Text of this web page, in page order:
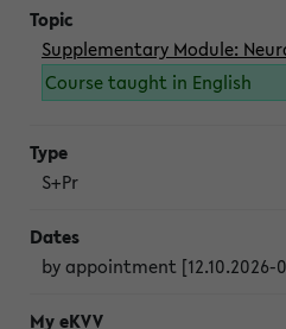
Supplementary Module:
Course taught in English
S+Pr
by appointment [12.10.2026-